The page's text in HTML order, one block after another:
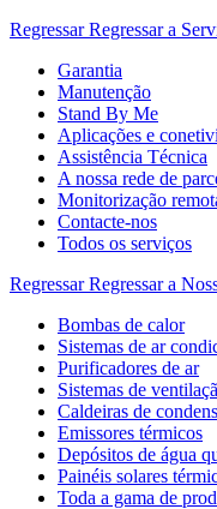
Regressar Regressar a
Garantia
Manutenção
Stand By Me
Aplicações e
Assistência Técnica
A nossa rede de
Monitorização
Contacte-nos
Todos os serviços
Regressar Regressar a
Bombas de calor
Sistemas de ar
Purificadores de ar
Sistemas de
Caldeiras de
Emissores térmicos
Depósitos de água
Painéis solares
Toda a gama de